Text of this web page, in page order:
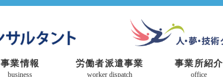
事業情報
business
労働者派遣事業
worker dispatch
事業所紹介
office